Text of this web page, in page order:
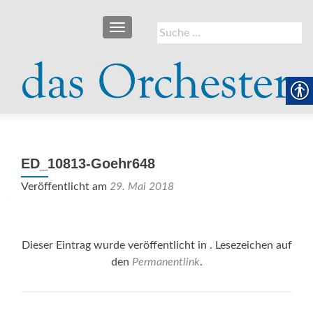
Suche
nach:
SCHALTE NAVIGATION
ED_10813-Goehr648
Veröffentlicht am 29. Mai 2018
Dieser Eintrag wurde veröffentlicht in . Lesezeichen auf
den Permanentlink.